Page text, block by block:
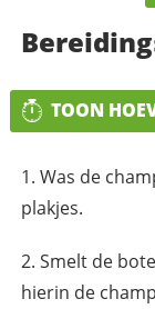
TOON
Was de
plakjes.
Smelt de
hierin de